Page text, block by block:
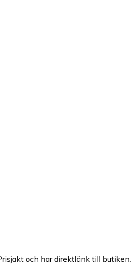
och har direktlänk till butiken.